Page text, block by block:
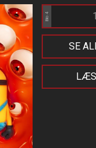
Bio 4
SE
LÆS